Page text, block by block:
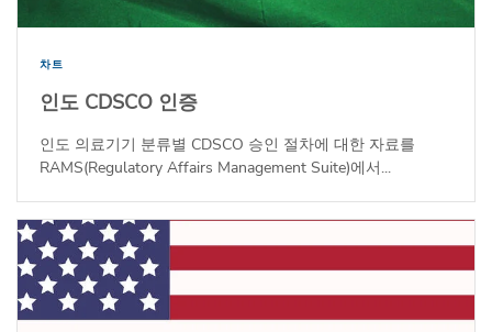
차트
인도 CDSCO 인증
인도 의료기기 분류별 CDSCO 승인 절차에 대한 자료를
RAMS(Regulatory Affairs Management Suite)에서...